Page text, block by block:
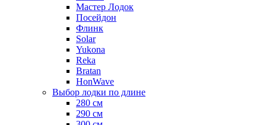
Мастер Лодок
Посейдон
Флинк
Solar
Yukona
Reka
Bratan
HonWave
Выбор лодки по длине
280 см
290 см